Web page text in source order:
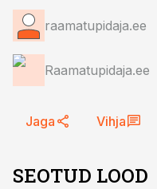
raamatupidaja.ee
Raamatupidaja.ee
Jaga Vihja
SEOTUD LOOD